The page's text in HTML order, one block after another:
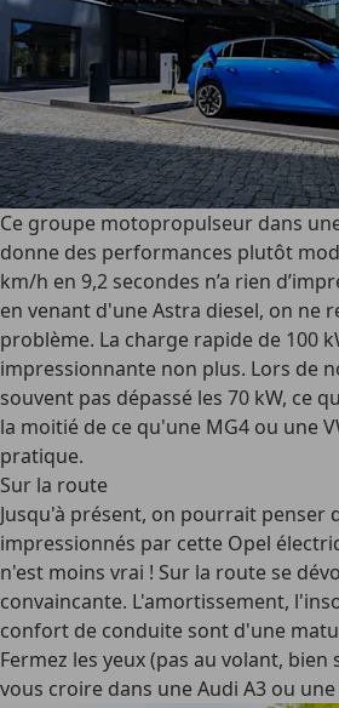
Ce groupe motopropulseur dans
donne des performances plutôt
km/h en 9,2 secondes n’a rien
en venant d'une Astra diesel, on ne
problème. La charge rapide de 100
impressionnante non plus. Lors de
souvent pas dépassé les 70 kW, ce
la moitié de ce qu'une MG4 ou une
pratique.
Sur la route
Jusqu'à présent, on pourrait penser
impressionnés par cette Opel
n'est moins vrai ! Sur la route se
convaincante. L'amortissement,
confort de conduite sont d'une
Fermez les yeux (pas au volant,
vous croire dans une Audi A3 ou une